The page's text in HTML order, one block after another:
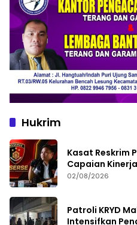
Hukrim
Kasat Reskrim
Capaian
Kritik dan
02/08/2026
Patroli KRYD
Intensifkan